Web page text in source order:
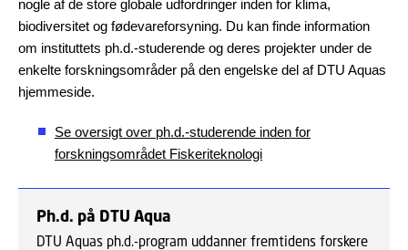
nogle af de store globale udfordringer inden for klima,
biodiversitet og fødevareforsyning. Du kan finde information
om instituttets ph.d.-studerende og deres projekter under de
enkelte forskningsområder på den engelske del af DTU Aquas
hjemmeside.
Se oversigt over ph.d.-studerende inden for
forskningsområdet Fiskeriteknologi
Ph.d. på DTU Aqua
DTU Aquas ph.d.-program uddanner fremtidens forskere